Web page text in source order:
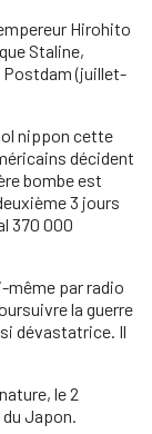
Hirohito
Staline,
Postdam (juillet-
nippon cette
décident
bombe est
3 jours
370 000
même par radio
la guerre
dévastatrice. Il
le 2
Japon.